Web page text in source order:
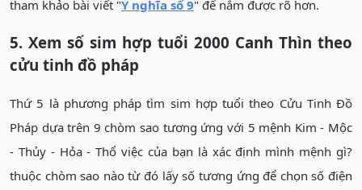
tham khảo bài viết "Ý nghĩa số 9" để nắm được rõ hơn.
5. Xem số sim hợp tuổi 2000 Canh Thìn theo
cửu tinh đồ pháp
Thứ 5 là phương pháp tìm sim hợp tuổi theo Cửu Tinh Đồ
Pháp dựa trên 9 chòm sao tương ứng với 5 mệnh Kim - Mộc
- Thủy - Hỏa - Thổ việc của bạn là xác định mình mệnh gì?
thuộc chòm sao nào từ đó lấy số tương ứng để chọn số điện